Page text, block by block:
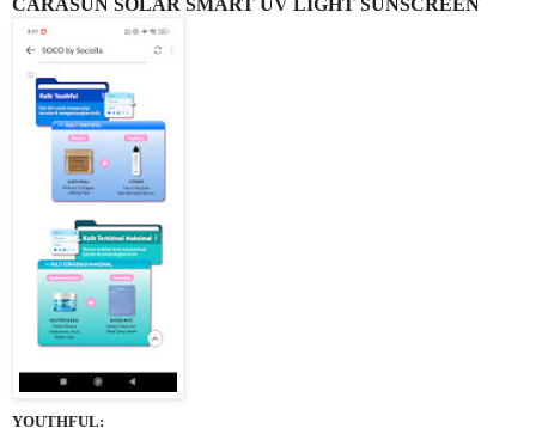
CARASUN SOLAR SMART UV LIGHT SUNSCREEN
YOUTHFUL: